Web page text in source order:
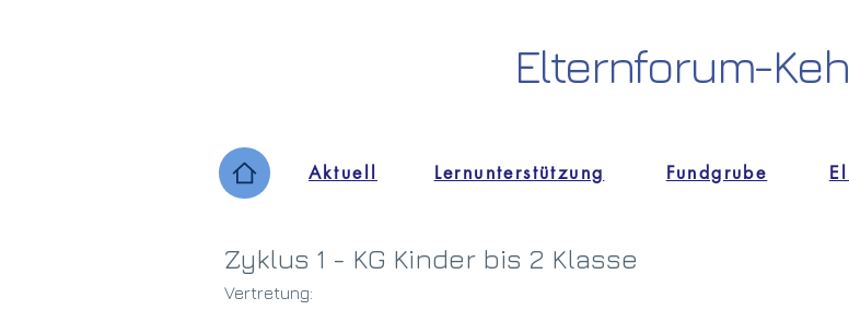
Elternforum-
Aktuell Lernunterstützung Fundgrube
Zyklus 1 - KG Kinder bis 2 Klasse
Vertretung: